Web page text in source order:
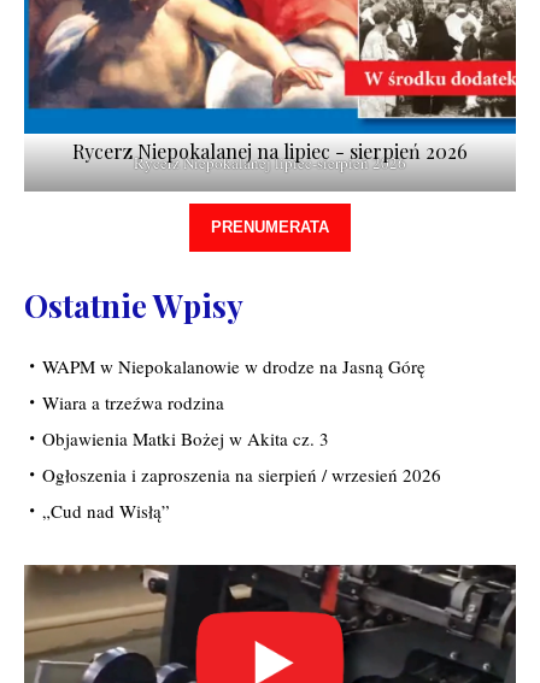
Rycerz Niepokalanej lipiec-sierpień 2026
Rycerz Niepokalanej na lipiec - sierpień 2026
PRENUMERATA
Ostatnie Wpisy
WAPM w Niepokalanowie w drodze na Jasną Górę
Wiara a trzeźwa rodzina
Objawienia Matki Bożej w Akita cz. 3
Ogłoszenia i zaproszenia na sierpień / wrzesień 2026
„Cud nad Wisłą”